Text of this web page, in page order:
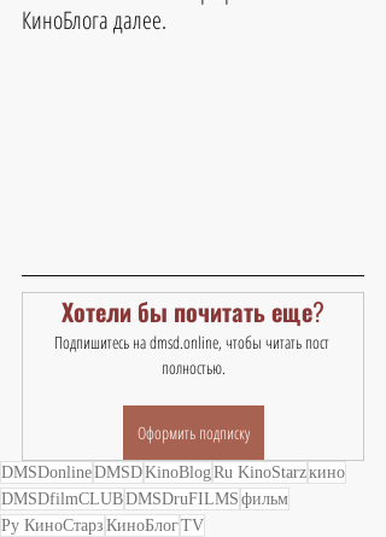
КиноБлога далее.
Хотели бы почитать еще?
Подпишитесь на dmsd.online, чтобы читать пост
полностью.
Оформить подписку
DMSDonlineDMSDKinoBlogRu KinoStarzкино
DMSDfilmCLUBDMSDruFILMS фильм
Ру КиноСтарз КиноБлогTV